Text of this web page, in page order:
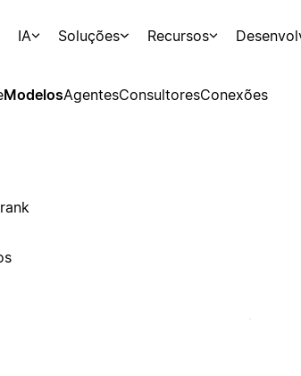
IA Soluções Recursos
ModelosAgentesConsultoresConexões